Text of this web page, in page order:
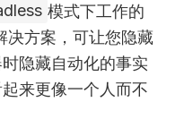
模式下工作的
决方案，可让您隐藏
隐藏自动化的事实
来更像一个人而不